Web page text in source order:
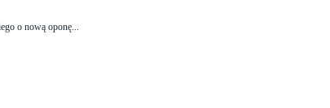
o nową oponę...